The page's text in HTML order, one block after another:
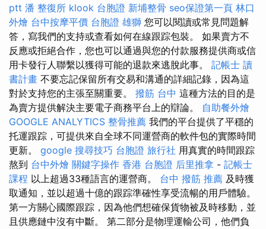
ptt 潘 整復所 klook 台胞證 新埔整骨 seo保證第一頁 林口
外燴 台中按摩平價 台胞證 雄獅 您可以閱讀或常見問題解
答，寫我們的支持或查看如何在線跟踪包裝。 如果賣方不
反應或拒絕合作，您也可以通過與您的付款服務提供商或信
用卡發行人聯繫以獲得可能的退款來逃脫此事。 記帳士 讀
書計畫 不要忘記保留所有交易和溝通的詳細記錄，因為這
對於支持您的主張至關重要。 撥筋 台中 這種方法的目的是
為賣方提供解決主要電子商務平台上的辯論。 自助餐外燴
GOOGLE ANALYTICS 整骨推薦 我們的平台提供了平穩的
托運跟踪，可提供來自全球不同運營商的軟件包的實際時間
更新。 google 搜尋技巧 台胞證 旅行社 用真實的時間跟踪
熬到 台中外燴 關鍵字操作 香港 台胞證 后里推拿 - 記帳士
課程 以上超過33種語言的運營商。 台中 撥筋 推薦 及時獲
取通知，並以超過十億的跟踪準確性享受流暢的用戶體驗。
第一方關心國際跟踪，因為他們想確保貨物被及時移動，並
且供應鏈中沒有中斷。 第二部分是物理運輸公司，他們負